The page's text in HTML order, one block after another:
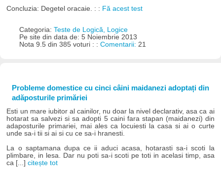
Concluzia: Degetel oracaie. : : Fă acest test
Categoria: Teste de Logică, Logice
Pe site din data de: 5 Noiembrie 2013
Nota 9.5 din 385 voturi : : Comentarii: 21
Probleme domestice cu cinci câini maidanezi adoptați din
adăposturile primăriei
Esti un mare iubitor al cainilor, nu doar la nivel declarativ, asa ca ai
hotarat sa salvezi si sa adopti 5 caini fara stapan (maidanezi) din
adaposturile primariei, mai ales ca locuiesti la casa si ai o curte
unde sa-i tii si ai si cu ce sa-i hranesti.
La o saptamana dupa ce ii aduci acasa, hotarasti sa-i scoti la
plimbare, in lesa. Dar nu poti sa-i scoti pe toti in acelasi timp, asa
ca [...]citește tot